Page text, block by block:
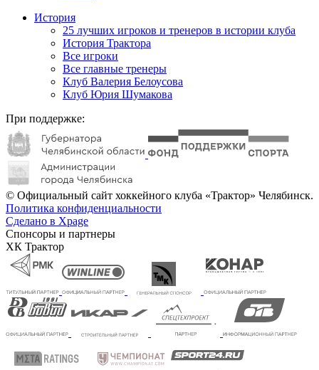
История
25 лучших игроков и тренеров в истории клуба
История Трактора
Все игроки
Все главные тренеры
Клуб Валерия Белоусова
Клуб Юрия Шумакова
При поддержке:
© Официальный сайт хоккейного клуба «Трактор» Челябинск.
Политика конфиденциальности
Сделано в Xpage
Спонсоры и партнеры
ХК Трактор